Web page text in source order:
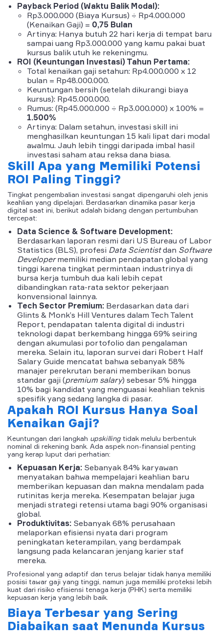
Payback Period (Waktu Balik Modal):
Rp3.000.000 (Biaya Kursus) ÷ Rp4.000.000
(Kenaikan Gaji) = 0,75 Bulan
Artinya: Hanya butuh 22 hari kerja di tempat baru
sampai uang Rp3.000.000 yang kamu pakai buat
kursus balik utuh ke rekeningmu.
ROI (Keuntungan Investasi) Tahun Pertama:
Total kenaikan gaji setahun: Rp4.000.000 x 12
bulan = Rp48.000.000.
Keuntungan bersih (setelah dikurangi biaya
kursus): Rp45.000.000.
Rumus: (Rp45.000.000 ÷ Rp3.000.000) x 100% =
1.500%
Artinya: Dalam setahun, investasi skill ini
menghasilkan keuntungan 15 kali lipat dari modal
awalmu. Jauh lebih tinggi daripada imbal hasil
investasi saham atau reksa dana biasa.
Skill Apa yang Memiliki Potensi
ROI Paling Tinggi?
Tingkat pengembalian investasi sangat dipengaruhi oleh jenis
keahlian yang dipelajari. Berdasarkan dinamika pasar kerja
digital saat ini, berikut adalah bidang dengan pertumbuhan
tercepat:
Data Science & Software Development:
Berdasarkan laporan resmi dari US Bureau of Labor
Statistics (BLS), profesi Data Scientistdan Software
Developermemiliki median pendapatan global yang
tinggi karena tingkat permintaan industrinya di
bursa kerja tumbuh dua kali lebih cepat
dibandingkan rata-rata sektor pekerjaan
konvensional lainnya.
Tech Sector Premium: Berdasarkan data dari
Glints & Monk’s Hill Ventures dalam Tech Talent
Report, pendapatan talenta digital di industri
teknologi dapat berkembang hingga 69% seiring
dengan akumulasi portofolio dan pengalaman
mereka. Selain itu, laporan survei dari Robert Half
Salary Guide mencatat bahwa sebanyak 58%
manajer perekrutan berani memberikan bonus
standar gaji (premium salary) sebesar 5% hingga
10% bagi kandidat yang menguasai keahlian teknis
spesifik yang sedang langka di pasar.
Apakah ROI Kursus Hanya Soal
Kenaikan Gaji?
Keuntungan dari langkah upskilling tidak melulu berbentuk
nominal di rekening bank. Ada aspek non-finansial penting
yang kerap luput dari perhatian:
Kepuasan Kerja: Sebanyak 84% karyawan
menyatakan bahwa mempelajari keahlian baru
memberikan kepuasan dan makna mendalam pada
rutinitas kerja mereka. Kesempatan belajar juga
menjadi strategi retensi utama bagi 90% organisasi
global.
Produktivitas: Sebanyak 68% perusahaan
melaporkan efisiensi nyata dari program
peningkatan keterampilan, yang berdampak
langsung pada kelancaran jenjang karier staf
mereka.
Profesional yang adaptif dan terus belajar tidak hanya memiliki
posisi tawar gaji yang tinggi, namun juga memiliki proteksi lebih
kuat dari risiko efisiensi tenaga kerja (PHK) serta memiliki
kepuasan kerja yang lebih baik.
Biaya Terbesar yang Sering
Diabaikan saat Menunda Kursus